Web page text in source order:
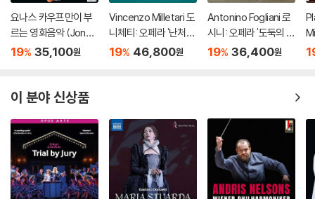
2) 사양 오인지, 오 구매, 변심 사유로의 반품은 제품 개봉 전에만 운임비
3) 스틸북 한정판, 초회 한정판의 경우 제작 수량이 한정되어 있고, 택배
택을 부탁드립니다.
진행이 가능합니다. 택배 이동 중 파손이 발생하지 않도록 완충 포장을 부
탁드립니다.
요나스 카우프만이 부
르는 영화음악 (Jonas
Kaufmann: The Sou
19% 35,100원
Vincenzo Milletari 도
니체티: 오페라 '난처한
가정교사' (Donizetti:
19% 46,800원
Antonino Fogliani 로
시니: 오페라 '도둑의 기
회' (Rossini: L'Occasi
19% 36,400원
이 분야 신상품